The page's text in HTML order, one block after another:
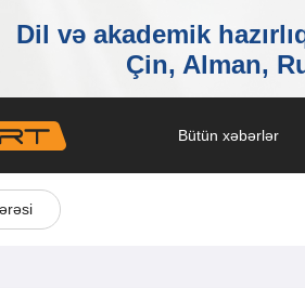
Bütün xəbərlər